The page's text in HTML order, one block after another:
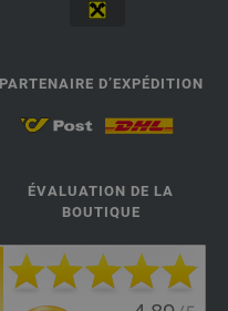
PARTENAIRE D’EXPÉDITION
ÉVALUATION DE LA
BOUTIQUE